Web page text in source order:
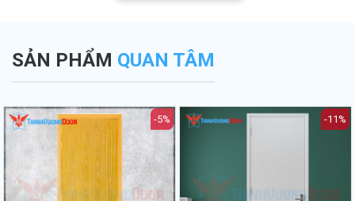
SẢN PHẨM QUAN TÂM
-5% -11%